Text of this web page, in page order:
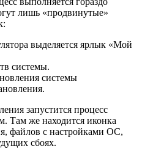
лишь «продвинутые»
выделяется ярлык «Мой
системы.
системы
запустится процесс
Там же находится иконка
файлов с настройками ОС,
сбоях.